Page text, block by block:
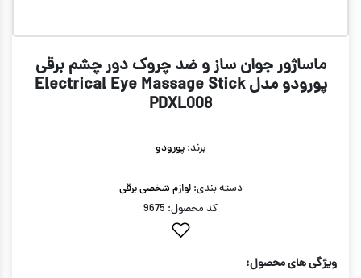
ماساژور جوان ساز و ضد چروک دور چشم برقی
پورودو مدل Electrical Eye Massage Stick
PDXL008
برند: پورودو
دسته بندی:لوازم شخصی برقی
کد محصول: 9675
ویژگی های محصول: